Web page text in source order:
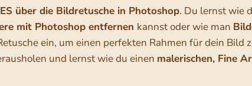
über die Bildretusche in Photoshop. Du lernst wie
mit Photoshop entfernen kannst oder wie man
ein, um einen perfekten Rahmen für dein Bild
und lernst wie du einen malerischen, Fine